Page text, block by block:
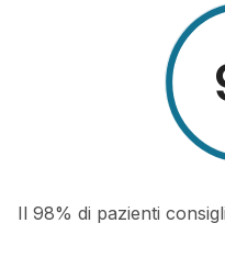
Il 98% di pazienti